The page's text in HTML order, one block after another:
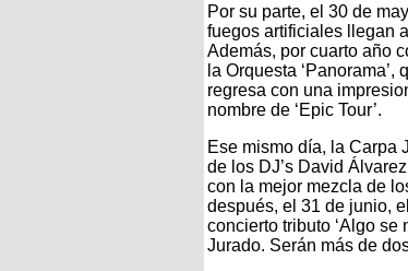
Por su parte, el 30 de
fuegos artificiales llegan
Además, por cuarto año
la Orquesta
regresa con una
nombre de ‘Epic Tour’.
Ese mismo día, la Carpa
de los DJ’s David
con la mejor mezcla de
después, el 31 de junio,
concierto tributo ‘Algo se
Jurado. Serán más de